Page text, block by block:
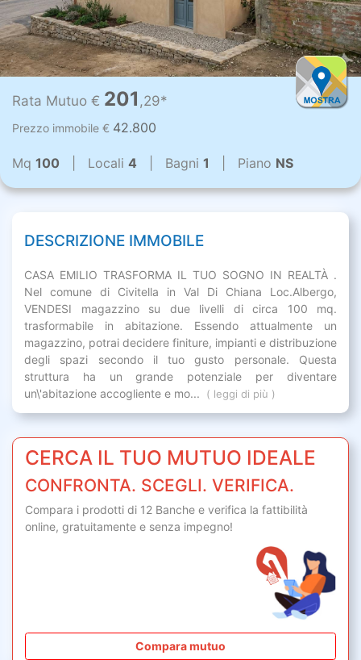
Rata Mutuo € 201 ,29*
Prezzo immobile € 42.800
Mq 100 | Locali 4 | Bagni 1 | Piano NS
DESCRIZIONE IMMOBILE
CASA EMILIO TRASFORMA IL TUO SOGNO IN REALTÀ .
Nel comune di Civitella in Val Di Chiana Loc.Albergo,
VENDESI magazzino su due livelli di circa 100 mq.
trasformabile in abitazione. Essendo attualmente un
magazzino, potrai decidere finiture, impianti e distribuzione
degli spazi secondo il tuo gusto personale. Questa
struttura ha un grande potenziale per diventare
un\'abitazione accogliente e mo...
( leggi di più )
CERCA IL TUO MUTUO IDEALE
CONFRONTA. SCEGLI. VERIFICA.
Compara i prodotti di 12 Banche e verifica la fattibilità
online, gratuitamente e senza impegno!
Compara mutuo